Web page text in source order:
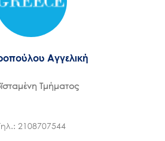
Αγγελική
Τμήματος
2108707544